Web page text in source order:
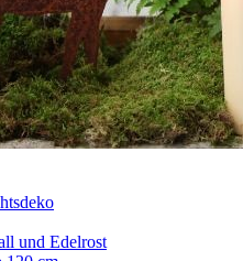
und Edelrost